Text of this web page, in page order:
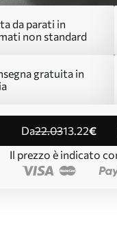
da parati in
non standard
gratuita in
da22.0313.22€
Il prezzo è indicato